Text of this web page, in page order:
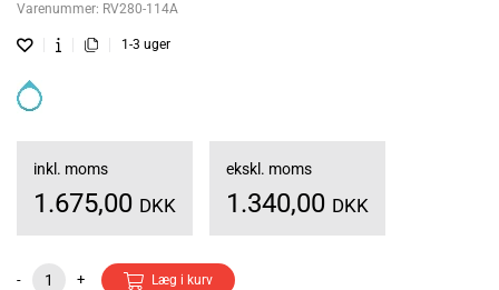
Varenummer: RV280-114A
1-3 uger
inkl. moms
1.675,00 DKK
ekskl. moms
1.340,00 DKK
- + Læg i kurv